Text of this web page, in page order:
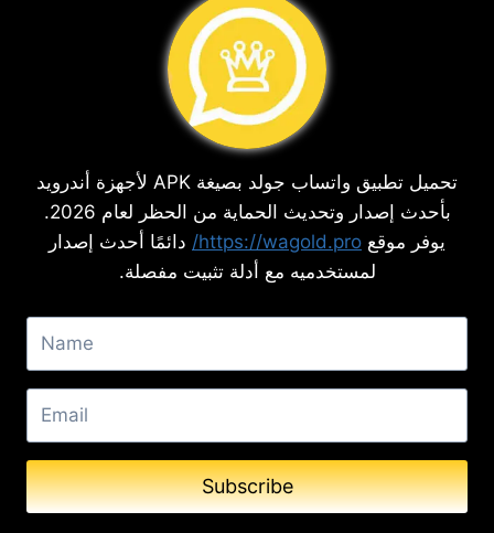
تحميل تطبيق واتساب جولد بصيغة APK لأجهزة أندرويد
بأحدث إصدار وتحديث الحماية من الحظر لعام 2026.
يوفر موقع https://wagold.pro/
دائمًا أحدث إصدار
لمستخدميه مع أدلة تثبيت مفصلة.
Subscribe